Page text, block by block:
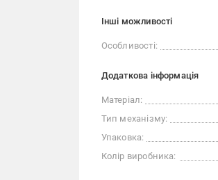
Iншi можливостi
Особливості:
Додаткова інформація
Матеріал:
Тип механізму:
Упаковка:
Колір виробника: